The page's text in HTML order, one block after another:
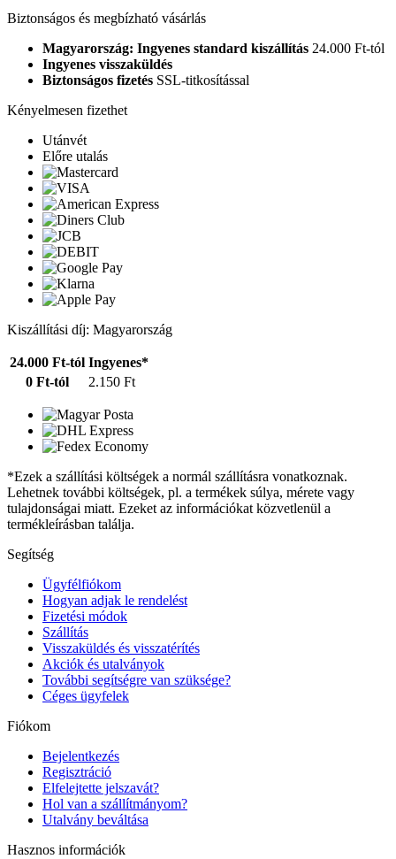
Biztonságos és megbízható vásárlás
Magyarország: Ingyenes standard kiszállítás 24.000 Ft-tól
Ingyenes visszaküldés
Biztonságos fizetés SSL-titkosítással
Kényelmesen fizethet
Utánvét
Előre utalás
Kiszállítási díj: Magyarország
24.000 Ft-tól Ingyenes*
0 Ft-tól
2.150 Ft
*Ezek a szállítási költségek a normál szállításra vonatkoznak.
Lehetnek további költségek, pl. a termékek súlya, mérete vagy
tulajdonságai miatt. Ezeket az információkat közvetlenül a
termékleírásban találja.
Segítség
Ügyfélfiókom
Hogyan adjak le rendelést
Fizetési módok
Szállítás
Visszaküldés és visszatérítés
Akciók és utalványok
További segítségre van szüksége?
Céges ügyfelek
Fiókom
Bejelentkezés
Regisztráció
Elfelejtette jelszavát?
Hol van a szállítmányom?
Utalvány beváltása
Hasznos információk